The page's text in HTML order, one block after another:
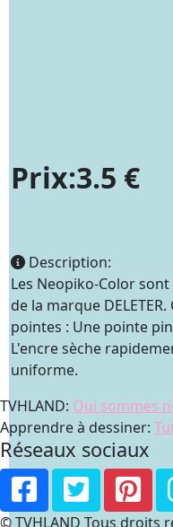
Prix:3.5 €
Description:
Les Neopiko-Color
de la marque
pointes : Une pointe
L'encre sèche
uniforme.
TVHLAND: Qui sommes
Apprendre à dessiner:
Réseaux sociaux
© TVHLAND Tous droits